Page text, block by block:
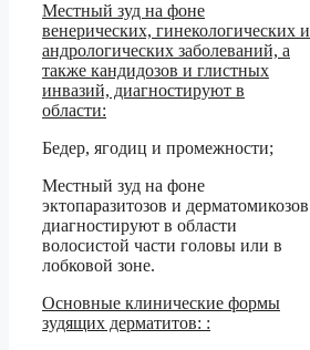
Местный зуд на фоне
венерических, гинекологических и
андрологических заболеваний, а
также кандидозов и глистных
инвазий, диагностируют в
области:
Бедер, ягодиц и промежности;
Местный зуд на фоне
эктопаразитозов и дерматомикозов
диагностируют в области
волосистой части головы или в
лобковой зоне.
Основные клинические формы
зудящих дерматитов: :